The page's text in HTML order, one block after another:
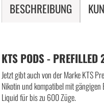
BESCHREIBUNG
KTS PODS - PREFILLED
Jetzt gibt auch von der Marke KTS
Nikotin und kompatibel mit
Liquid für bis zu 600 Züge.